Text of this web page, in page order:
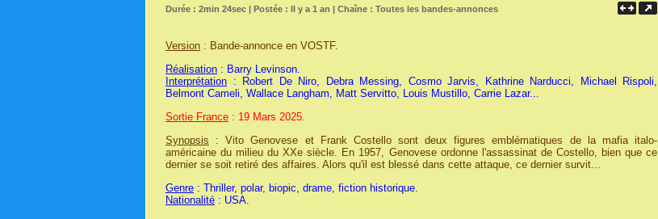
Durée : 2min 24sec | Postée : Il y a 1 an | Chaîne : Toutes les bandes-annonces
Version : Bande-annonce en VOSTF.
Réalisation : Barry Levinson.
Interprétation : Robert De Niro, Debra Messing, Cosmo Jarvis, Kathrine Narducci, Michael Rispoli,
Belmont Cameli, Wallace Langham, Matt Servitto, Louis Mustillo, Carrie Lazar...
Sortie France : 19 Mars 2025.
Synopsis : Vito Genovese et Frank Costello sont deux figures emblématiques de la mafia italo-
américaine du milieu du XXe siècle. En 1957, Genovese ordonne l'assassinat de Costello, bien que ce
dernier se soit retiré des affaires. Alors qu'il est blessé dans cette attaque, ce dernier survit...
Genre : Thriller, polar, biopic, drame, fiction historique.
Nationalité : USA.